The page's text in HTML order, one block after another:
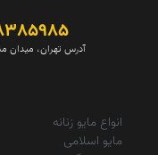
- 02166490689
آدرس تهران، میدان
انواع مایو زنانه
مایو اسلامی